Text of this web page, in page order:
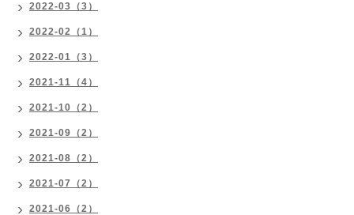
2022-03（3）
2022-02（1）
2022-01（3）
2021-11（4）
2021-10（2）
2021-09（2）
2021-08（2）
2021-07（2）
2021-06（2）